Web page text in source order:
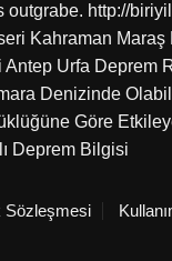
outgrabe. http://
Kahraman Maraş
Antep Urfa Deprem
Denizinde
Göre
Deprem Bilgisi
Sözleşmesi